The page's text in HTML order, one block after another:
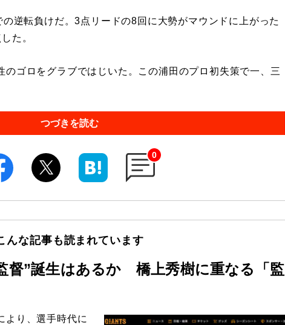
逆転負けだ。3点リードの8回に大勢がマウンドに上がった
た。
ゴロをグラブではじいた。この浦田のプロ初失策で一、三
つづきを読む
0
んな記事も読まれています
督”誕生はあるか 橋上秀樹に重なる「監
り、選手時代に